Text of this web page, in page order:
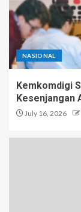
NASIONAL
Kemkomdigi
Kesenjangan
July 16, 2026